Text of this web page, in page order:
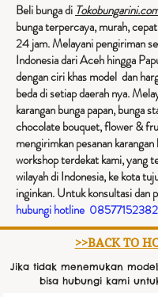
Beli bunga di
bunga terpercaya, murah,
24 jam. Melayani pengiriman
Indonesia dari Aceh hingga
dengan ciri khas model dan
beda di setiap daerah nya.
karangan bunga papan, bunga
chocolate bouquet, flower &
mengirimkan pesanan karangan
workshop terdekat kami, yang
wilayah di Indonesia, ke kota
inginkan. Untuk konsultasi dan
hubungi hotline
>>BACK TO
Jika tidak menemukan
bisa hubungi kami